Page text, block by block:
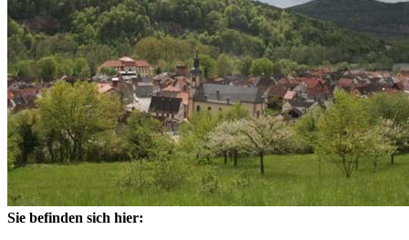
Sie befinden sich hier: